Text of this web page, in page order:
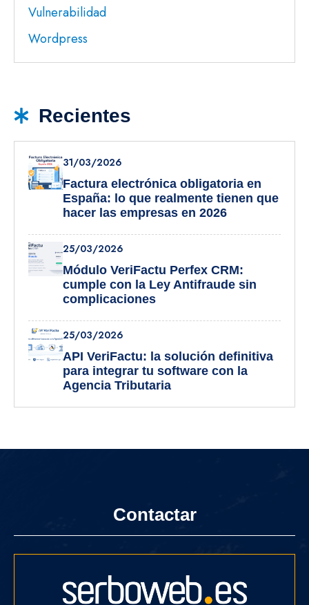
Vulnerabilidad
Wordpress
Recientes
31/03/2026
Factura electrónica obligatoria en
España: lo que realmente tienen que
hacer las empresas en 2026
25/03/2026
Módulo VeriFactu Perfex CRM:
cumple con la Ley Antifraude sin
complicaciones
25/03/2026
API VeriFactu: la solución definitiva
para integrar tu software con la
Agencia Tributaria
Contactar